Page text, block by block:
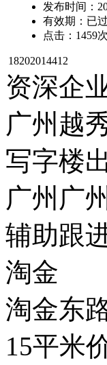
发布时间：
有效期： 已
点击： 1459次
18202014412
资深企
广州越
写字楼
广州广
辅助跟
淘金
淘金东
15平米